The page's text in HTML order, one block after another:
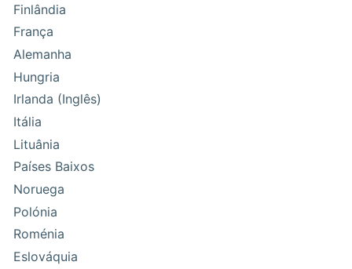
Finlândia
França
Alemanha
Hungria
Irlanda (Inglês)
Itália
Lituânia
Países Baixos
Noruega
Polónia
Roménia
Eslováquia